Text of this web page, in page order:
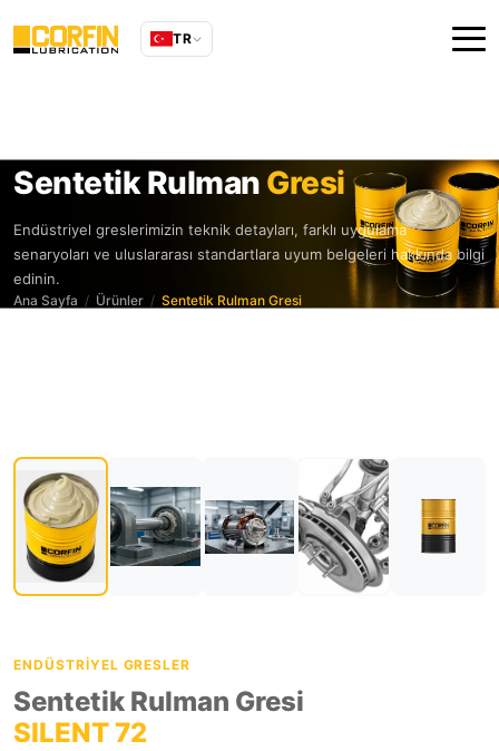
TR
Sentetik Rulman Gresi
Endüstriyel greslerimizin teknik detayları, farklı uygulama
senaryoları ve uluslararası standartlara uyum belgeleri hakkında bilgi
edinin.
Ana Sayfa Ürünler Sentetik Rulman Gresi
ENDÜSTRIYEL GRESLER
Sentetik Rulman Gresi
SILENT 72